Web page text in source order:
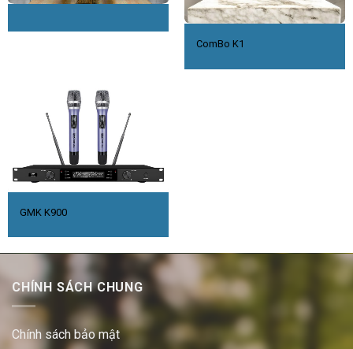
ComBo K1
GMK K900
CHÍNH SÁCH CHUNG
Chính sách bảo mật